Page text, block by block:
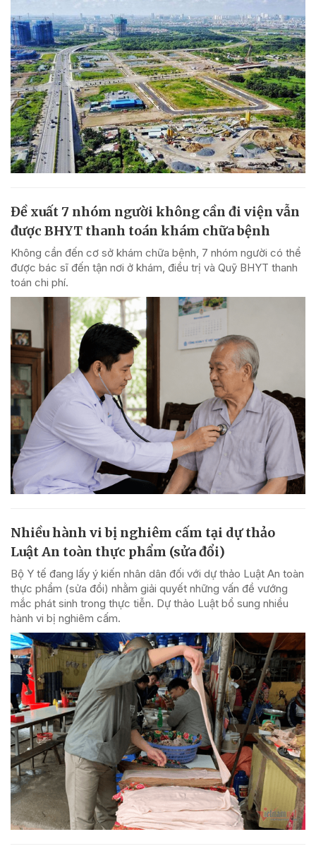
Đề xuất 7 nhóm người không cần đi viện vẫn
được BHYT thanh toán khám chữa bệnh
Không cần đến cơ sở khám chữa bệnh, 7 nhóm người có thể
được bác sĩ đến tận nơi ở khám, điều trị và Quỹ BHYT thanh
toán chi phí.
Nhiều hành vi bị nghiêm cấm tại dự thảo
Luật An toàn thực phẩm (sửa đổi)
Bộ Y tế đang lấy ý kiến nhân dân đối với dự thảo Luật An toàn
thực phẩm (sửa đổi) nhằm giải quyết những vấn đề vướng
mắc phát sinh trong thực tiễn. Dự thảo Luật bổ sung nhiều
hành vi bị nghiêm cấm.